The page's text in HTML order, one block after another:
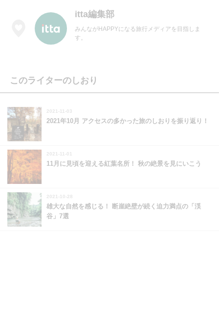
itta編集部
みんながHAPPYになる旅行メディアを目指しま
す。
このライターのしおり
2021-11-03
2021年10月 アクセスの多かった旅のしおりを振り返り！
2021-11-01
11月に見頃を迎える紅葉名所！ 秋の絶景を見にいこう
2021-10-28
雄大な自然を感じる！ 断崖絶壁が続く迫力満点の「渓
谷」7選